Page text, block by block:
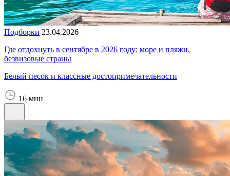
Подборки 23.04.2026
Где отдохнуть в сентябре в 2026 году: море и пляжи,
безвизовые страны
Белый песок и классные достопримечательности
16 мин